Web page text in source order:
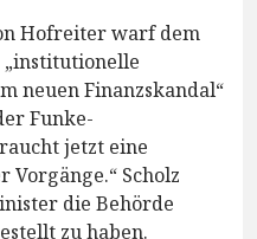
Hofreiter warf dem
neuen Finanzskandal“
Funke-
jetzt eine
Scholz
die Behörde
zu haben.